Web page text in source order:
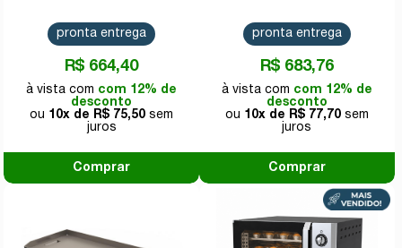
R$ 664,40
com 12% de
desconto
10x de
R$ 75,50
pronta entrega
Comprar
R$ 683,76
com 12% de
desconto
10x de
R$ 77,70
pronta entrega
Comprar